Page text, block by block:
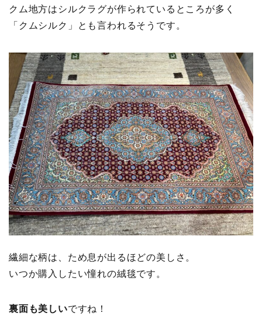
クム地方はシルクラグが作られているところが多く
「クムシルク」とも言われるそうです。
繊細な柄は、ため息が出るほどの美しさ。
いつか購入したい憧れの絨毯です。
裏面も美しいですね！